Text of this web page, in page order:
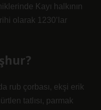
Kayı halkının
olarak 1230’lar
rub çorbası, ekşi erik
tatlısı, parmak